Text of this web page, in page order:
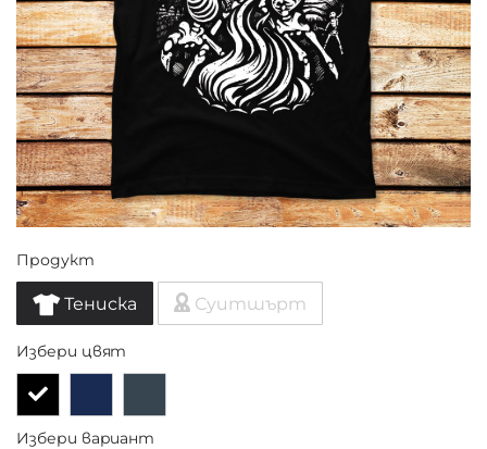
Продукт
Тениска Суитшърт
Избери цвят
Избери вариант